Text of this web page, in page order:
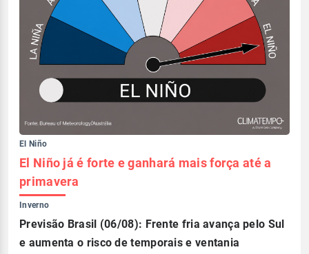
El Niño
El Niño já é forte e ganhará mais força até a
primavera
Inverno
Previsão Brasil (06/08): Frente fria avança pelo Sul
e aumenta o risco de temporais e ventania